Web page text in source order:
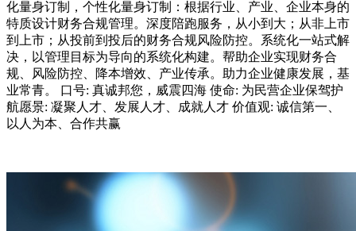
化量身订制，个性化量身订制：根据行业、产业、企业本身的
特质设计财务合规管理。深度陪跑服务，从小到大；从非上市
到上市；从投前到投后的财务合规风险防控。系统化一站式解
决，以管理目标为导向的系统化构建。帮助企业实现财务合
规、风险防控、降本增效、产业传承。助力企业健康发展，基
业常青。 口号: 真诚邦您，威震四海 使命: 为民营企业保驾护
航愿景: 凝聚人才、发展人才、成就人才 价值观: 诚信第一、
以人为本、合作共赢